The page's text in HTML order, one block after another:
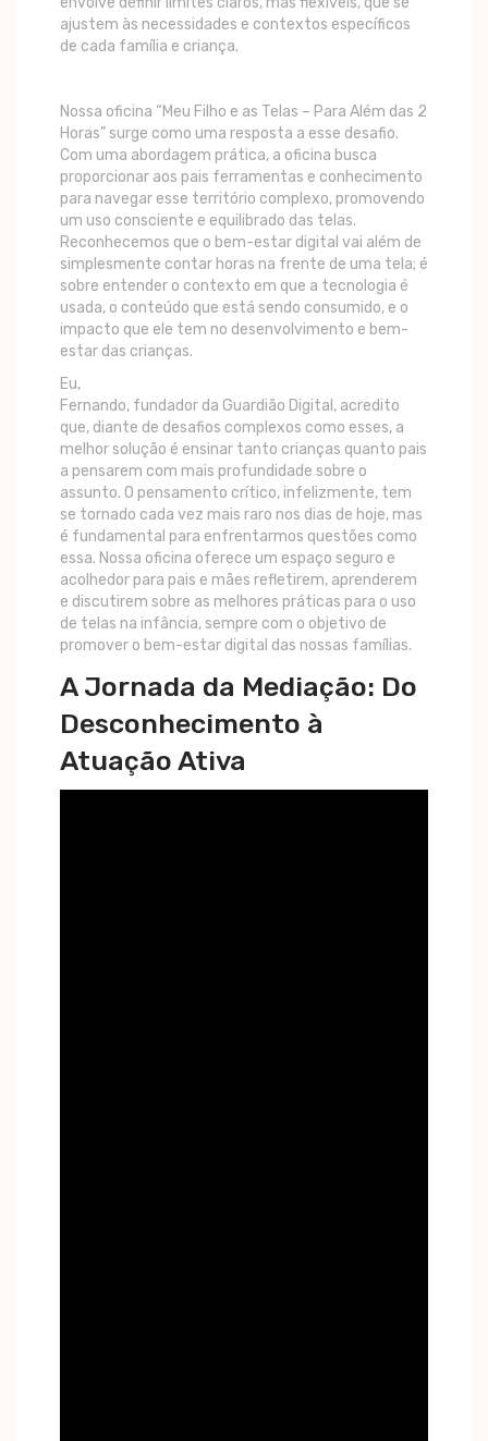
ajustem às necessidades e contextos específicos
de cada família e criança.
Nossa oficina “Meu Filho e as Telas – Para Além das 2
Horas” surge como uma resposta a esse desafio.
Com uma abordagem prática, a oficina busca
proporcionar aos pais ferramentas e conhecimento
para navegar esse território complexo, promovendo
um uso consciente e equilibrado das telas.
Reconhecemos que o bem-estar digital vai além de
simplesmente contar horas na frente de uma tela; é
sobre entender o contexto em que a tecnologia é
usada, o conteúdo que está sendo consumido, e o
impacto que ele tem no desenvolvimento e bem-
estar das crianças.
Eu,
Fernando, fundador da Guardião Digital, acredito
que, diante de desafios complexos como esses, a
melhor solução é ensinar tanto crianças quanto pais
a pensarem com mais profundidade sobre o
assunto. O pensamento crítico, infelizmente, tem
se tornado cada vez mais raro nos dias de hoje, mas
é fundamental para enfrentarmos questões como
essa. Nossa oficina oferece um espaço seguro e
acolhedor para pais e mães refletirem, aprenderem
e discutirem sobre as melhores práticas para o uso
de telas na infância, sempre com o objetivo de
promover o bem-estar digital das nossas famílias.
A Jornada da Mediação: Do
Desconhecimento à
Atuação Ativa